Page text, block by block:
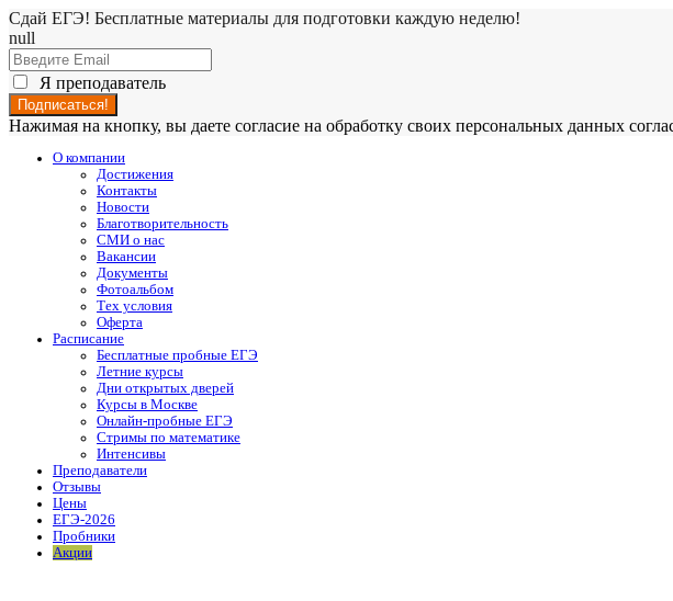
Сдай ЕГЭ! Бесплатные материалы для подготовки каждую неделю!
null
Я преподаватель
Нажимая на кнопку, вы даете согласие на обработку своих персональных данных
О компании
Достижения
Контакты
Новости
Благотворительность
СМИ о нас
Вакансии
Документы
Фотоальбом
Тех условия
Оферта
Расписание
Бесплатные пробные ЕГЭ
Летние курсы
Дни открытых дверей
Курсы в Москве
Онлайн-пробные ЕГЭ
Стримы по математике
Интенсивы
Преподаватели
Отзывы
Цены
ЕГЭ-2026
Пробники
Акции